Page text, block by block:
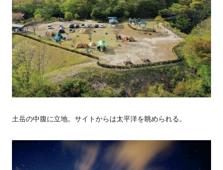
土岳の中腹に立地。サイトからは太平洋を眺められる。